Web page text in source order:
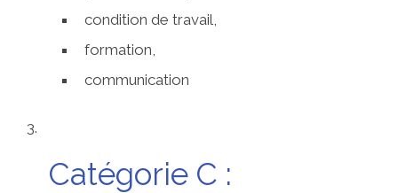
condition de travail,
formation,
communication
Catégorie C :